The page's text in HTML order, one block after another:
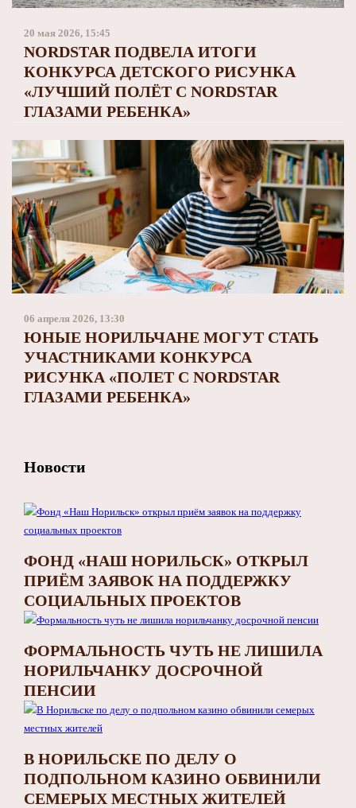
Заполярный театр драмы
20 мая 2026, 15:45
NORDSTAR ПОДВЕЛА ИТОГИ
КОНКУРСА ДЕТСКОГО РИСУНКА
«ЛУЧШИЙ ПОЛЁТ С NORDSTAR
ГЛАЗАМИ РЕБЕНКА»
06 апреля 2026, 13:30
ЮНЫЕ НОРИЛЬЧАНЕ МОГУТ СТАТЬ
УЧАСТНИКАМИ КОНКУРСА
РИСУНКА «ПОЛЕТ С NORDSTAR
ГЛАЗАМИ РЕБЕНКА»
Новости
ФОНД «НАШ НОРИЛЬСК» ОТКРЫЛ
ПРИЁМ ЗАЯВОК НА ПОДДЕРЖКУ
СОЦИАЛЬНЫХ ПРОЕКТОВ
ФОРМАЛЬНОСТЬ ЧУТЬ НЕ ЛИШИЛА
НОРИЛЬЧАНКУ ДОСРОЧНОЙ
ПЕНСИИ
В НОРИЛЬСКЕ ПО ДЕЛУ О
ПОДПОЛЬНОМ КАЗИНО ОБВИНИЛИ
СЕМЕРЫХ МЕСТНЫХ ЖИТЕЛЕЙ